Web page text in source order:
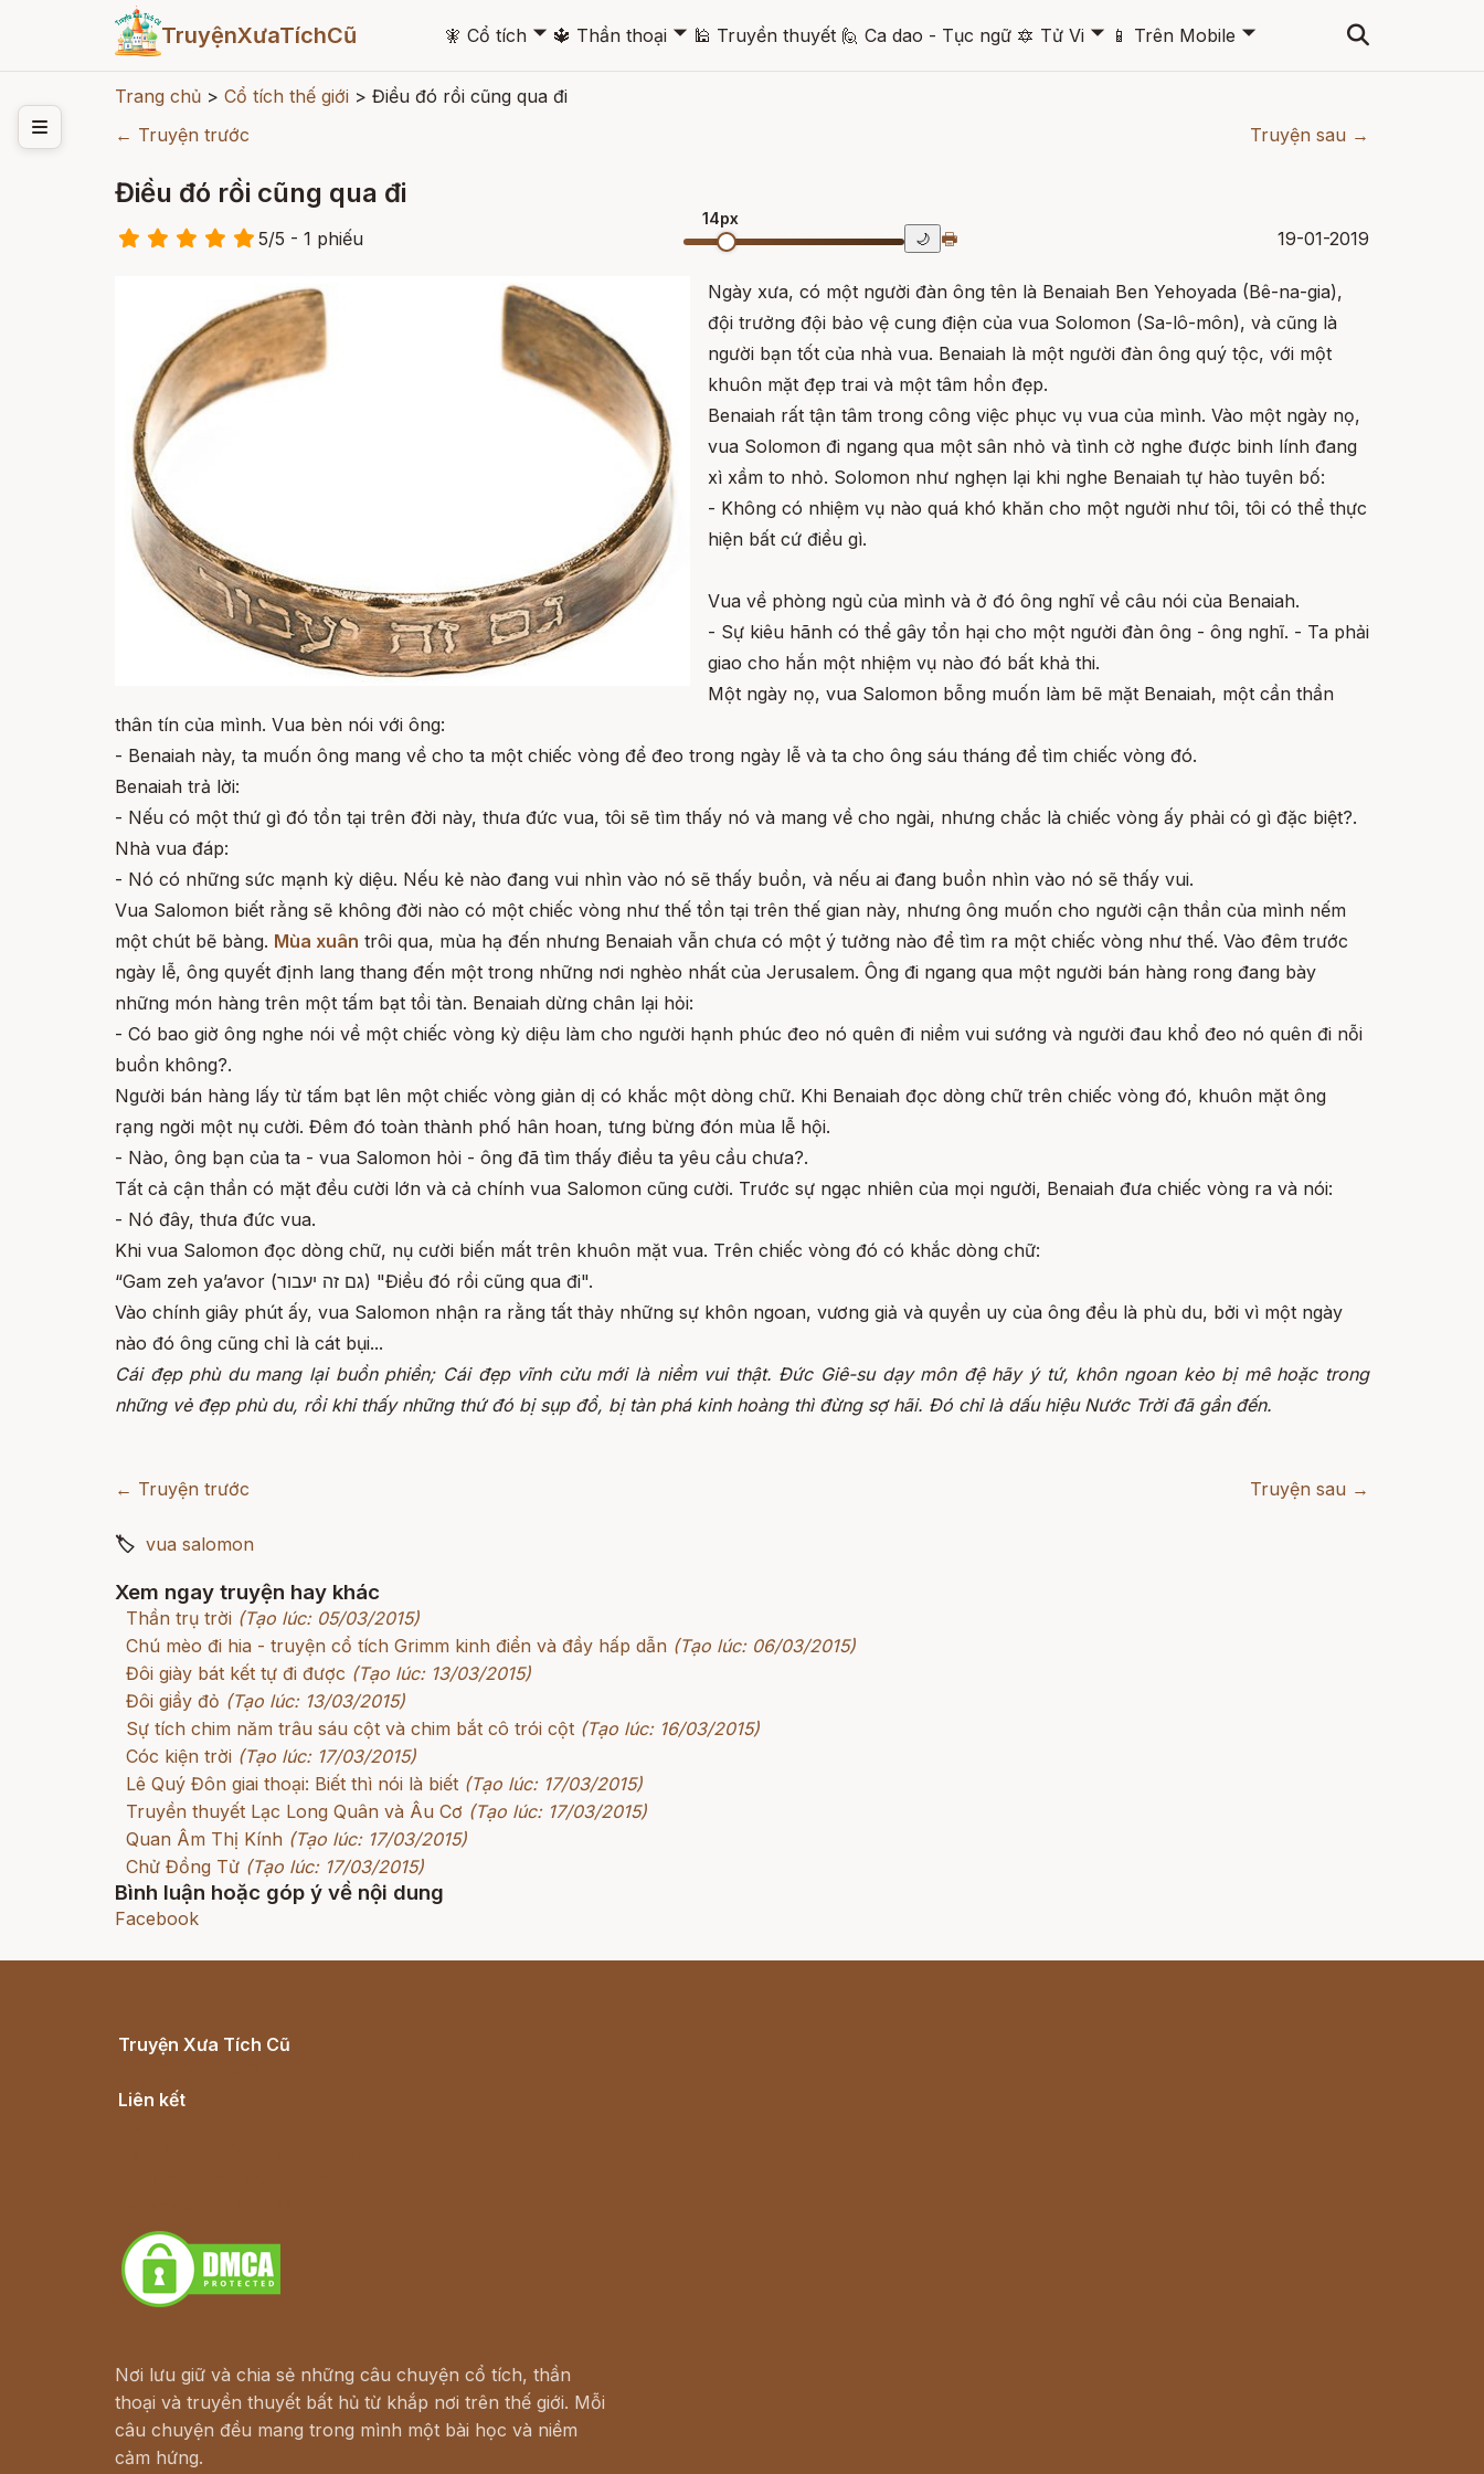
TruyệnXưaTíchCũ 🧚 Cổ tích 🞃 🔱 Thần thoại 🞃 🕌 Truyền thuyết 🙋 Ca dao - Tục ngữ 🔯 Tử Vi 🞃 📱 Trên Mobile 🞃
Trang chủ > Cổ tích thế giới > Điều đó rồi cũng qua đi
← Truyện trước
Truyện sau →
Điều đó rồi cũng qua đi
5/5 - 1 phiếu
14px
🌙 🖶 19-01-2019
Ngày xưa, có một người đàn ông tên là Benaiah Ben Yehoyada (Bê-na-gia),
đội trưởng đội bảo vệ cung điện của vua Solomon (Sa-lô-môn), và cũng là
người bạn tốt của nhà vua. Benaiah là một người đàn ông quý tộc, với một
khuôn mặt đẹp trai và một tâm hồn đẹp.
Benaiah rất tận tâm trong công việc phục vụ vua của mình. Vào một ngày nọ,
vua Solomon đi ngang qua một sân nhỏ và tình cờ nghe được binh lính đang
xì xầm to nhỏ. Solomon như nghẹn lại khi nghe Benaiah tự hào tuyên bố:
- Không có nhiệm vụ nào quá khó khăn cho một người như tôi, tôi có thể thực
hiện bất cứ điều gì.
Vua về phòng ngủ của mình và ở đó ông nghĩ về câu nói của Benaiah.
- Sự kiêu hãnh có thể gây tổn hại cho một người đàn ông - ông nghĩ. - Ta phải
giao cho hắn một nhiệm vụ nào đó bất khả thi.
Một ngày nọ, vua Salomon bỗng muốn làm bẽ mặt Benaiah, một cần thần
thân tín của mình. Vua bèn nói với ông:
- Benaiah này, ta muốn ông mang về cho ta một chiếc vòng để đeo trong ngày lễ và ta cho ông sáu tháng để tìm chiếc vòng đó.
Benaiah trả lời:
- Nếu có một thứ gì đó tồn tại trên đời này, thưa đức vua, tôi sẽ tìm thấy nó và mang về cho ngài, nhưng chắc là chiếc vòng ấy phải có gì đặc biệt?.
Nhà vua đáp:
- Nó có những sức mạnh kỳ diệu. Nếu kẻ nào đang vui nhìn vào nó sẽ thấy buồn, và nếu ai đang buồn nhìn vào nó sẽ thấy vui.
Vua Salomon biết rằng sẽ không đời nào có một chiếc vòng như thế tồn tại trên thế gian này, nhưng ông muốn cho người cận thần của mình nếm
một chút bẽ bàng. Mùa xuân trôi qua, mùa hạ đến nhưng Benaiah vẫn chưa có một ý tưởng nào để tìm ra một chiếc vòng như thế. Vào đêm trước
ngày lễ, ông quyết định lang thang đến một trong những nơi nghèo nhất của Jerusalem. Ông đi ngang qua một người bán hàng rong đang bày
những món hàng trên một tấm bạt tồi tàn. Benaiah dừng chân lại hỏi:
- Có bao giờ ông nghe nói về một chiếc vòng kỳ diệu làm cho người hạnh phúc đeo nó quên đi niềm vui sướng và người đau khổ đeo nó quên đi nỗi
buồn không?.
Người bán hàng lấy từ tấm bạt lên một chiếc vòng giản dị có khắc một dòng chữ. Khi Benaiah đọc dòng chữ trên chiếc vòng đó, khuôn mặt ông
rạng ngời một nụ cười. Đêm đó toàn thành phố hân hoan, tưng bừng đón mùa lễ hội.
- Nào, ông bạn của ta - vua Salomon hỏi - ông đã tìm thấy điều ta yêu cầu chưa?.
Tất cả cận thần có mặt đều cười lớn và cả chính vua Salomon cũng cười. Trước sự ngạc nhiên của mọi người, Benaiah đưa chiếc vòng ra và nói:
- Nó đây, thưa đức vua.
Khi vua Salomon đọc dòng chữ, nụ cười biến mất trên khuôn mặt vua. Trên chiếc vòng đó có khắc dòng chữ:
“Gam zeh ya’avor (גם זה יעבור) "Điều đó rồi cũng qua đi".
Vào chính giây phút ấy, vua Salomon nhận ra rằng tất thảy những sự khôn ngoan, vương giả và quyền uy của ông đều là phù du, bởi vì một ngày
nào đó ông cũng chỉ là cát bụi...
Cái đẹp phù du mang lại buồn phiền; Cái đẹp vĩnh cửu mới là niềm vui thật. Đức Giê-su dạy môn đệ hãy ý tứ, khôn ngoan kẻo bị mê hoặc trong
những vẻ đẹp phù du, rồi khi thấy những thứ đó bị sụp đổ, bị tàn phá kinh hoàng thì đừng sợ hãi. Đó chỉ là dấu hiệu Nước Trời đã gần đến.
← Truyện trước Truyện sau →
🏷 vua salomon
Xem ngay truyện hay khác
Thần trụ trời (Tạo lúc: 05/03/2015)
Chú mèo đi hia - truyện cổ tích Grimm kinh điển và đầy hấp dẫn (Tạo lúc: 06/03/2015)
Đôi giày bát kết tự đi được (Tạo lúc: 13/03/2015)
Đôi giầy đỏ (Tạo lúc: 13/03/2015)
Sự tích chim năm trâu sáu cột và chim bắt cô trói cột (Tạo lúc: 16/03/2015)
Cóc kiện trời (Tạo lúc: 17/03/2015)
Lê Quý Đôn giai thoại: Biết thì nói là biết (Tạo lúc: 17/03/2015)
Truyền thuyết Lạc Long Quân và Âu Cơ (Tạo lúc: 17/03/2015)
Quan Âm Thị Kính (Tạo lúc: 17/03/2015)
Chử Đồng Tử (Tạo lúc: 17/03/2015)
Bình luận hoặc góp ý về nội dung
Facebook
Truyện Xưa Tích Cũ
Liên kết
Nơi lưu giữ và chia sẻ những câu chuyện cổ tích, thần
thoại và truyền thuyết bất hủ từ khắp nơi trên thế giới. Mỗi
câu chuyện đều mang trong mình một bài học và niềm
cảm hứng.